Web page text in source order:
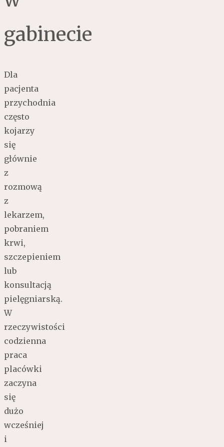
gabinecie
Dla
pacjenta
przychodnia
często
kojarzy
się
głównie
z
rozmową
z
lekarzem,
pobraniem
krwi,
szczepieniem
lub
konsultacją
pielęgniarską.
W
rzeczywistości
codzienna
praca
placówki
zaczyna
się
dużo
wcześniej
i